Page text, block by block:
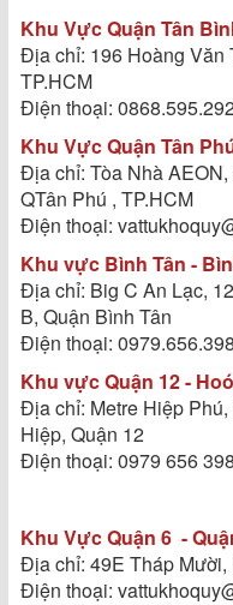
Khu Vực Quận Tân
Địa chỉ: 196 Hoàng Văn
TP.HCM
Điện thoại:
Khu Vực Quận Tân
Địa chỉ: Tòa Nhà
QTân Phú , TP.HCM
Điện thoại:
Khu vực Bình Tân -
Địa chỉ: Big C An Lạc,
B, Quận Bình Tân
Điện thoại: 0979.656.398
Khu vực Quận 12 -
Địa chỉ: Metre Hiệp
Hiệp, Quận 12
Điện thoại: 0979 656 398
Khu Vực Quận 6 -
Địa chỉ: 49E Tháp
Điện thoại: